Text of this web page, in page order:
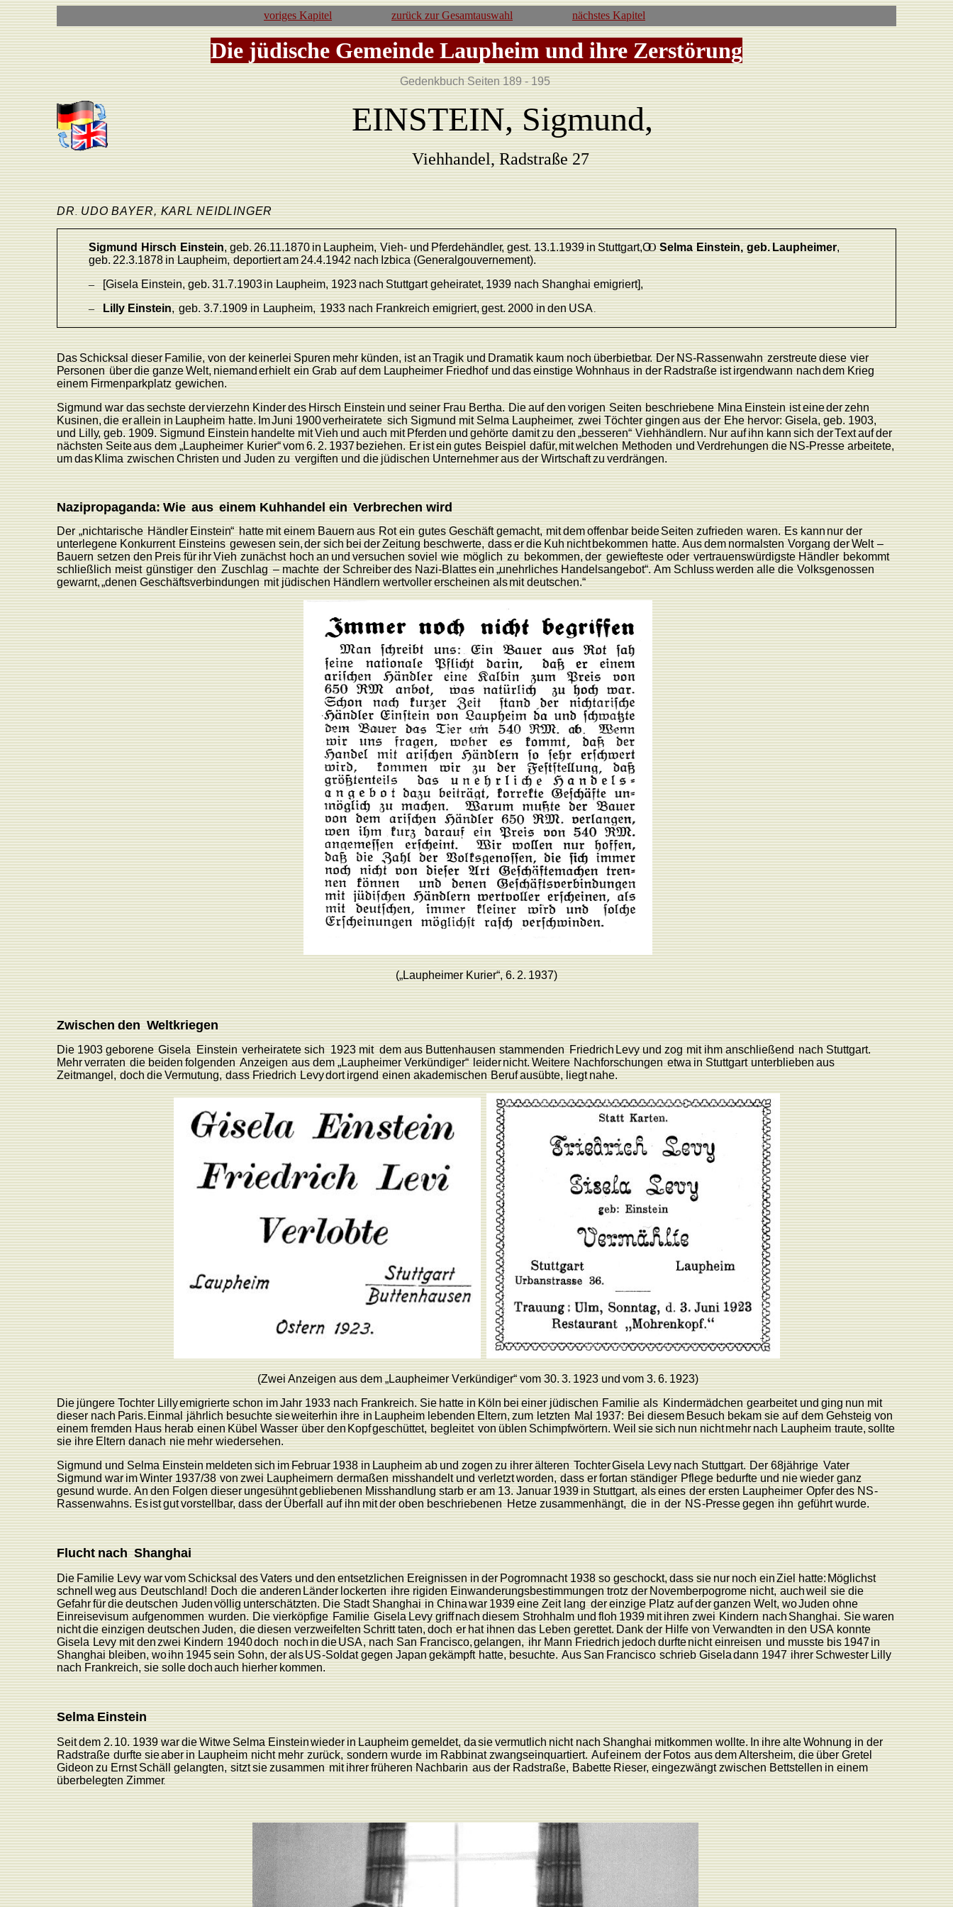
voriges Kapitel zurück zur Gesamtauswahl nächstes Kapitel
Die jüdische Gemeinde Laupheim und ihre Zerstörung
Gedenkbuch Seiten 189 - 195
EINSTEIN, Sigmund,
Viehhandel, Radstraße 27
DR. UDO BAYER, KARL NEIDLINGER
Sigmund Hirsch Einstein, geb.26.11.1870inLaupheim, Vieh- undPferdehändler, gest. 13.1.1939 inStuttgart,OO Selma Einstein, geb.Laupheimer,
geb.22.3.1878in Laupheim, deportiert am24.4.1942 nach Izbica (Generalgouvernement).
–
[Gisela Einstein, geb.31.7.1903inLaupheim, 1923nachStuttgartgeheiratet,1939 nach Shanghaiemigriert],
–
Lilly Einstein, geb. 3.7.1909 in Laupheim, 1933 nachFrankreichemigriert,gest.2000 inden USA.
DasSchicksal dieser Familie, von der keinerleiSpuren mehr künden, istanTragik undDramatik kaum nochüberbietbar. DerNS-Rassenwahn zerstreute diese vier
Personen über die ganzeWelt,niemanderhielt ein Grab auf demLaupheimerFriedhof unddas einstige Wohnhaus in derRadstraße istirgendwann nachdemKrieg
einem Firmenparkplatz gewichen.
Sigmund war dassechste dervierzehn Kinder desHirsch Einsteinund seinerFrauBertha. Dieaufdenvorigen Seiten beschriebene MinaEinstein isteinederzehn
Kusinen, die erallein inLaupheim hatte.ImJuni 1900verheiratete sich Sigmund mit Selma Laupheimer, zwei Töchter gingen aus der Ehe hervor: Gisela, geb.1903,
und Lilly,geb. 1909. Sigmund Einsteinhandelte mitViehund auch mitPferden und gehörte damitzu den „besseren“ Viehhändlern. Nur auf ihnkannsich derText aufder
nächsten Seiteaus dem „Laupheimer Kurier“ vom6.2.1937beziehen. Er isteingutes Beispiel dafür,mitwelchen Methoden undVerdrehungendieNS-Presse arbeitete,
umdasKlima zwischen Christen und Juden zu vergiftenund die jüdischen Unternehmer aus der Wirtschaft zuverdrängen.
Nazipropaganda: Wie aus einem Kuhhandel ein Verbrechen wird
Der „nichtarische HändlerEinstein“ hattemit einem Bauern aus Rot ein gutesGeschäft gemacht, mitdemoffenbar beideSeiten zufrieden waren. Es kannnur der
unterlegene Konkurrent Einsteins gewesen sein,dersichbeiderZeitung beschwerte, dasserdieKuhnichtbekommen hatte. Ausdemnormalsten Vorgang derWelt –
Bauern setzendenPreis fürihrVieh zunächst hochan undversuchen soviel wie möglich zu bekommen, der gewieftesteoder vertrauenswürdigsteHändler bekommt
schließlich meist günstiger den Zuschlag – machte derSchreiberdesNazi-Blattesein„unehrlichesHandelsangebot“. AmSchlusswerden alle die Volksgenossen
gewarnt,„denen Geschäftsverbindungen mit jüdischenHändlern wertvollererscheinen alsmit deutschen.“
(„Laupheimer Kurier“, 6.2.1937)
Zwischen den Weltkriegen
Die 1903 geborene Gisela Einstein verheiratete sich 1923 mit dem ausButtenhausen stammenden FriedrichLevy und zog mit ihm anschließend nachStuttgart.
Mehr verraten die beidenfolgenden Anzeigen aus dem „LaupheimerVerkündiger“ leidernicht.Weitere Nachforschungen etwain Stuttgart unterbliebenaus
Zeitmangel, doch dieVermutung, dassFriedrich Levydortirgend einenakademischen Beruf ausübte, liegtnahe.
(Zwei Anzeigen aus dem „Laupheimer Verkündiger“ vom 30.3.1923 und vom 3.6.1923)
Die jüngereTochter Lillyemigrierteschon imJahr 1933 nach Frankreich. Siehatte inKölnbeieiner jüdischen Familie als Kindermädchen gearbeitet undgingnun mit
dieser nachParis.Einmal jährlich besuchte sieweiterhin ihre inLaupheim lebendenEltern,zum letzten Mal 1937: Bei diesemBesuch bekam sie auf demGehsteig von
einem fremden Haus herab einen Kübel Wasser über denKopfgeschüttet, begleitet von üblenSchimpfwörtern. Weilsie sich nunnichtmehrnachLaupheim traute, sollte
sie ihre Eltern danach nie mehr wiedersehen.
Sigmund und Selma Einsteinmeldetensich imFebruar1938 inLaupheim abund zogenzu ihrerälteren TochterGisela Levynach Stuttgart. Der 68jährige Vater
Sigmund warimWinter 1937/38 vonzweiLaupheimern dermaßen misshandeltund verletztworden, dass er fortan ständiger Pflege bedurfte und nie wieder ganz
gesund wurde. An den Folgen dieser ungesühntgebliebenen Misshandlung starb er am 13. Januar1939 in Stuttgart, als eines der ersten Laupheimer OpferdesNS-
Rassenwahns. Esistgutvorstellbar, dass der Überfall auf ihn mitder oben beschriebenen Hetze zusammenhängt, die in der NS-Pressegegen ihn geführt wurde.
Flucht nach Shanghai
DieFamilie Levy warvomSchicksal desVaters unddenentsetzlichen EreignisseninderPogromnacht 1938 sogeschockt, dass sienurnoch einZielhatte:Möglichst
schnellweg aus Deutschland! Doch die anderenLänderlockerten ihre rigidenEinwanderungsbestimmungen trotz derNovemberpogrome nicht, auchweil sie die
Gefahrfürdiedeutschen Judenvölligunterschätzten. DieStadt Shanghai in Chinawar1939eine Zeit lang dereinzige Platz aufderganzen Welt, woJuden ohne
Einreisevisum aufgenommen wurden. Die vierköpfige Familie GiselaLevy griffnachdiesem Strohhalm undfloh1939mitihren zwei Kindern nachShanghai. Siewaren
nicht die einzigen deutschen Juden, die diesen verzweifeltenSchritttaten, doch erhat ihnen das Leben gerettet.Dank der Hilfe von Verwandten in denUSA konnte
Gisela Levy mit denzwei Kindern 1940doch nochindieUSA, nach San Francisco,gelangen, ihr Mann Friedrichjedochdurftenicht einreisen undmusstebis1947in
Shanghai bleiben, woihn1945sein Sohn, deralsUS-Soldatgegen Japangekämpft hatte,besuchte. AusSanFrancisco schrieb Giseladann1947 ihrer SchwesterLilly
nach Frankreich, siesolle dochauch hierherkommen.
Selma Einstein
Seitdem2.10. 1939 wardieWitweSelma EinsteinwiederinLaupheim gemeldet, dasievermutlichnichtnach Shanghai mitkommen wollte.InihrealteWohnung in der
Radstraße durfte sieaberinLaupheim nicht mehr zurück, sondern wurde imRabbinat zwangseinquartiert. Aufeinem derFotos ausdemAltersheim, dieüber Gretel
Gideonzu ErnstSchällgelangten, sitztsie zusammen mit ihrerfrüherenNachbarin aus der Radstraße, Babette Rieser, eingezwängt zwischen Bettstellenineinem
überbelegten Zimmer.